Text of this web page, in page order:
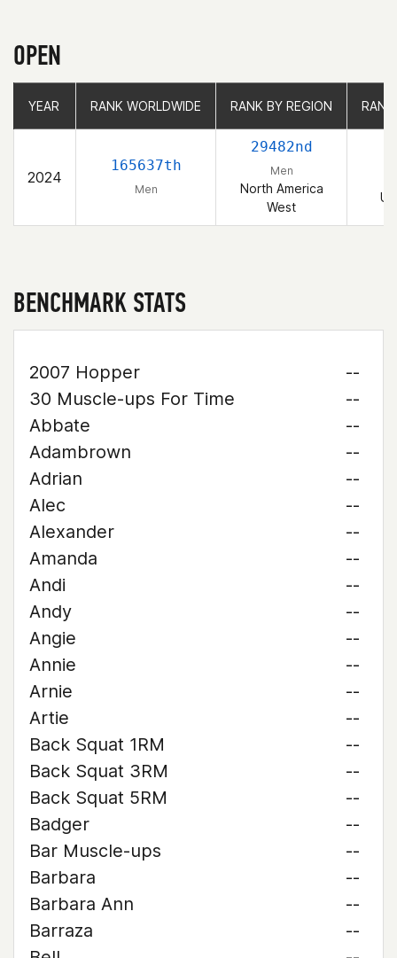
OPEN
YEAR RANK WORLDWIDE RANK BY REGION
2024
165637th
Men
29482nd
Men
North America
West
YEAR RANK WORLDWIDE RANK BY REGION
BENCHMARK STATS
2007 Hopper
--
30 Muscle-ups For Time
--
Abbate
--
Adambrown
--
Adrian
--
Alec
--
Alexander
--
Amanda
--
Andi
--
Andy
--
Angie
--
Annie
--
Arnie
--
Artie
--
Back Squat 1RM
--
Back Squat 3RM
--
Back Squat 5RM
--
Badger
--
Bar Muscle-ups
--
Barbara
--
Barbara Ann
--
Barraza
--